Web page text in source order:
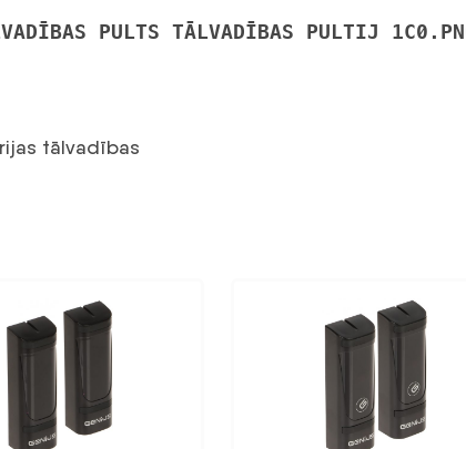
PULTS TĀLVADĪBAS PULTIJ
tālvadības